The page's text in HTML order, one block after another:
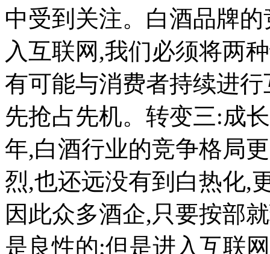
中受到关注。白酒品牌
入互联网,我们必须将两
有可能与消费者持续进
先抢占先机。转变三:成
年,白酒行业的竞争格局
烈,也还远没有到白热化,
因此众多酒企,只要按部
是良性的;但是进入互联